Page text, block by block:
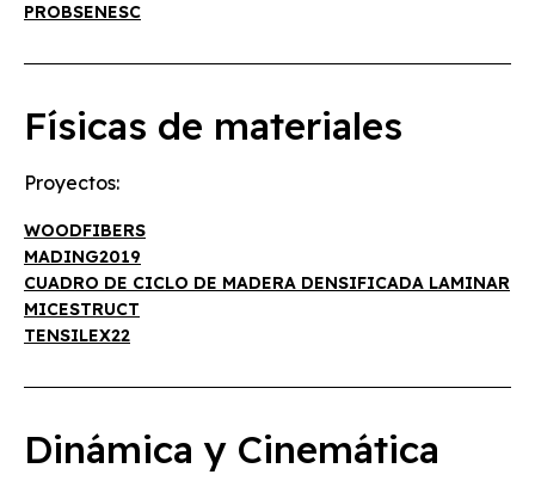
PROBSENESC
Físicas de materiales
Proyectos:
WOODFIBERS
MADING2019
CUADRO DE CICLO DE MADERA DENSIFICADA LAMINAR
MICESTRUCT
TENSILEX22
Dinámica y Cinemática